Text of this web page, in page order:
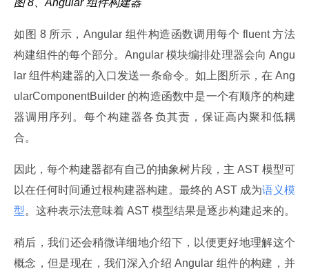
图 8、Angular 组件构建器
如图 8 所示，Angular 组件构造函数调用每个 fluent 方法
构建组件的每个部分。Angular 模块编排处理器会向 Angu
lar 组件构建器的入口发送一条命令。如上图所示，在 Ang
ularComponentBuilder 的构造函数中是一个有顺序的构建
器调用序列。每个构建器各负其责，保证高内聚和低耦
合。
因此，每个构建器都有自己的抽象树片段，主 AST 模型可
以在任何时间通过根构建器构建。最终的 AST 成为语义模
型。这种表示法意味着 AST 模型结果是逐步构建起来的。
稍后，我们还会稍微详细地介绍下，以便更好地理解这个
概念，但是现在，我们深入介绍 Angular 组件的构建，并